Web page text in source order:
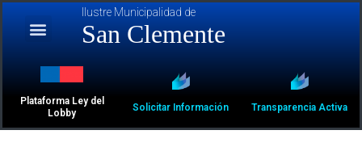
Ilustre Municipalidad de
San Clemente
Plataforma Ley del
Lobby
Solicitar Información Transparencia Activa